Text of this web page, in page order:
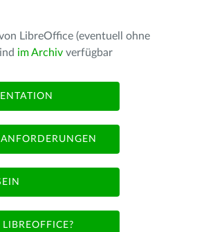
LibreOffice (eventuell ohne
im Archiv verfügbar